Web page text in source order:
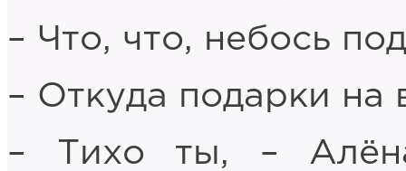
– Что, что, небось
– Откуда подарки на
– Тихо ты, –